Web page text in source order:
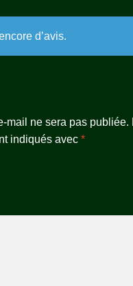
d’avis.
mail ne sera pas publiée.
indiqués avec*